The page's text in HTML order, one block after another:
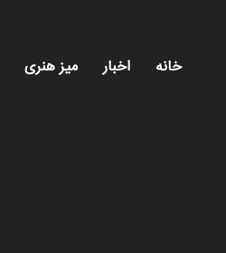
خانه اخبار میز هنری